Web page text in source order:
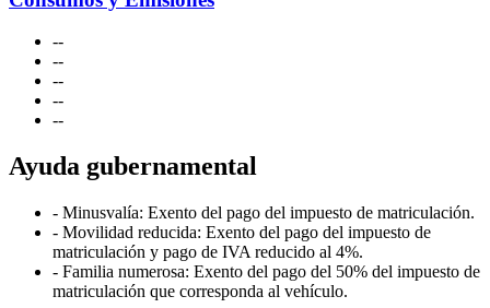
--
--
--
--
--
Ayuda gubernamental
- Minusvalía: Exento del pago del impuesto de matriculación.
- Movilidad reducida: Exento del pago del impuesto de
matriculación y pago de IVA reducido al 4%.
- Familia numerosa: Exento del pago del 50% del impuesto de
matriculación que corresponda al vehículo.